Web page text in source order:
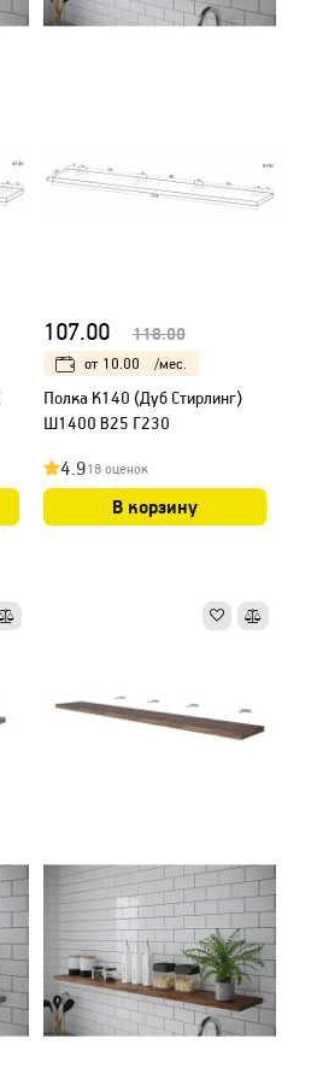
107.00 118.00
от 10.00 /мес.
Полка К140 (Дуб Стирлинг)
Ш1400 В25 Г230
4.918 оценок
В корзину